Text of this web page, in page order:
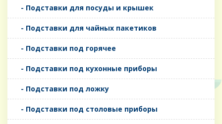
- Подставки для посуды и крышек
- Подставки для чайных пакетиков
- Подставки под горячее
- Подставки под кухонные приборы
- Подставки под ложку
- Подставки под столовые приборы